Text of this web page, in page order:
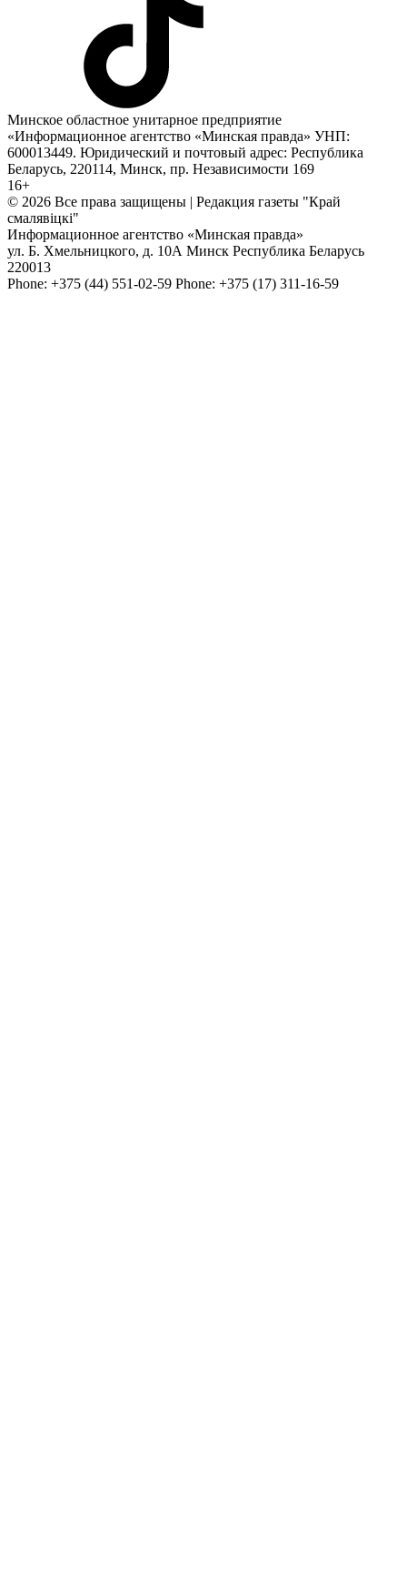
Минское областное унитарное предприятие
«Информационное агентство «Минская правда» УНП:
600013449. Юридический и почтовый адрес: Республика
Беларусь, 220114, Минск, пр. Независимости 169
16+
© 2026 Все права защищены | Редакция газеты "Край
смалявiцкi"
Информационное агентство «Минская правда»
ул. Б. Хмельницкого, д. 10А Минск Республика Беларусь
220013
Phone: +375 (44) 551-02-59 Phone: +375 (17) 311-16-59